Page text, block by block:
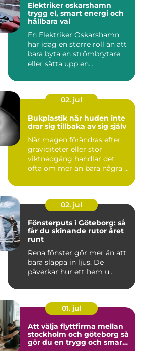
Elektriker oskarshamn
trygg el, smart energi och
hållbara val
En Elektriker Oskarshamn
har idag en större roll än att
bara byta en strömbrytare
eller sätta upp en...
02. jul
Bukplastik när huden inte
drar sig tillbaka av sig själv
När magen förändras efter
graviditeter eller stor
viktnedgång handlar det
ofta om mer än bara några ...
02. jul
Fönsterputs i Göteborg: så
får du skinande rutor året
runt
Rena fönster gör mer än att
bara släppa in ljus. De
påverkar hur ett hem u...
01. jul
Att välja flyttfirma mellan
stockholm och göteborg så
gör du en trygg och smart